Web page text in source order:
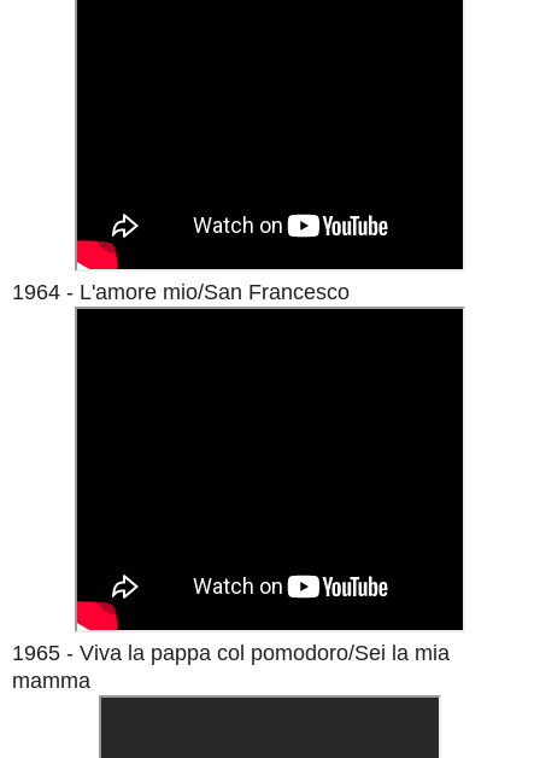
1964 - L'amore mio/San Francesco
1965 - Viva la pappa col pomodoro/Sei la mia
mamma